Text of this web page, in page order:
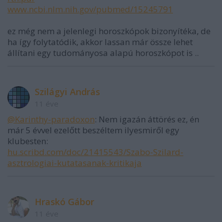
www.ncbi.nlm.nih.gov/pubmed/15245791
ez még nem a jelenlegi horoszkópok bizonyítéka, de
ha így folytatódik, akkor lassan már össze lehet
állítani egy tudományosa alapú horoszkópot is ..
Szilágyi András
@Karinthy-paradoxon: Nem igazán áttörés ez, én
már 5 évvel ezelőtt beszéltem ilyesmiről egy
klubesten:
hu.scribd.com/doc/21415543/Szabo-Szilard-
asztrologiai-kutatasanak-kritikaja
Hraskó Gábor